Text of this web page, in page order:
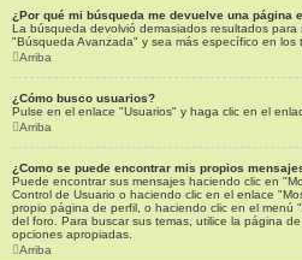
¿Por qué mi búsqueda me devuelve una página
La búsqueda devolvió demasiados resultados para
"Búsqueda Avanzada" y sea más específico en los
Arriba
¿Cómo busco usuarios?
Pulse en el enlace "Usuarios" y haga clic en el
Arriba
¿Como se puede encontrar mis propios
Puede encontrar sus mensajes haciendo clic en
Control de Usuario o haciendo clic en el enlace
propio página de perfil, o haciendo clic en el menú
del foro. Para buscar sus temas, utilice la página
opciones apropiadas.
Arriba